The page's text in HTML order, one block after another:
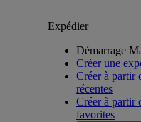
Expédier
Démarrage
Créer une
Créer à partir
récentes
Créer à partir
favorites